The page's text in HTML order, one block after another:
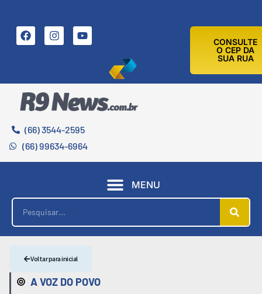
CONSULTE
O CEP DA
SUA RUA
(66) 3544-2595
(66) 99634-6964
MENU
A VOZ DO POVO
Voltar para inicial